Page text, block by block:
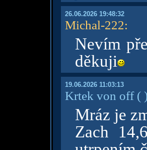
26.06.2026 19:48:32
Michal-222:
Nevím
děkuji
19.06.2026 11:03:13
Krtek von off(
Mráz je
Zach